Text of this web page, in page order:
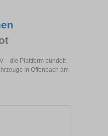
– die Plattform bündelt
in Offenbach am